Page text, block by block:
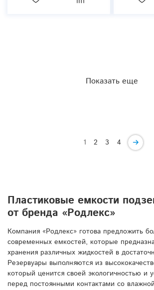
Показать еще
1 2 3 4
Пластиковые емкости
от бренда «Родлекс»
Компания «Родлекс» готова предложить
современных емкостей, которые
хранения различных жидкостей в
Резервуары выполняются из
который ценится своей экологичностью и
перед постоянными контактами со